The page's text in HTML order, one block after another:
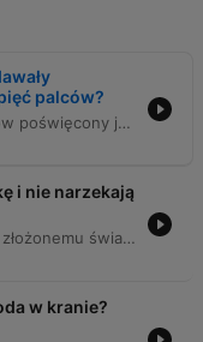
palców?
Odcinek Letniej Akademii Młodych Umysłów poświęcony jest zagadnieniom ewolucji, dinozaurów oraz budowy ciała człowieka. Eksperci wyjaśniają procesy powstawania życia, mechanizmy adaptacji organizmów oraz fascynujące aspekty biologiczne, takie jak pochodzenie ptaków czy liczba palców u kręgowców. Rozmowa obejmuje także szeroki zakres tematów ewolucyjnych, od mechanizmów redukcji palców u zwierząt i pochodzenia kończyn, przez adaptacje ludzkiego ciała do ciepłego klimatu, aż po różnice w budowie rekinów i delfinów. Eksperci omawiają również możliwości i ograniczenia inżynierii genetycznej w kontekście tworzenia nowych cech oraz wpływ cywilizacji na ewolucję człowieka.
i nie narzekają
Odcinek poświęcony jest fascynującemu i złożonemu światu protistów, analizując ich różnorodność – od pasożytniczych ameb wpływających na zachowanie gospodarzy, po organizmy modelowe o niezwykłych zdolnościach adaptacyjnych. Rozmówcy omawiają ewolucję systematyki biologicznej, która odchodzi od tradycyjnych królestw na rzecz supergrup, oraz znaczenie procesów takich jak endosymbioza i kleptoplastia w kształtowaniu eukariotów. Podczas rozmowy poruszane są kwestie nowoczesnej genomiki, która podważa przekonanie o prostocie organizmów jednokomórkowych. Eksperci przybliżają mechanizmy życia mikroorganizmów, rolę fitoplanktonu w ekosystemach oraz wyzwania związane z badaniem i hodowlą tych niezwykłych istot w warunkach laboratoryjnych.
w kranie?